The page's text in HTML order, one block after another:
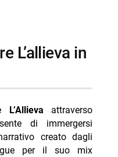
L’Allieva attraverso
di immergersi
creato dagli
per il suo mix